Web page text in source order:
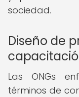
sociedad.
Diseño de
Las ONGs
términos de